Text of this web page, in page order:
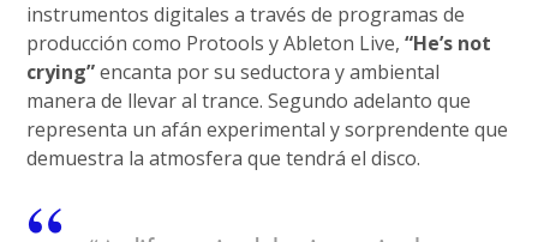
instrumentos digitales a través de programas de
producción como Protools y Ableton Live,“He’s not
crying”encanta por su seductora y ambiental
manera de llevar al trance. Segundo adelanto que
representa un afán experimental y sorprendente que
demuestra la atmosfera que tendrá el disco.